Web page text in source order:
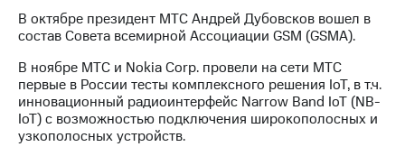
В октябре президент МТС Андрей Дубовсков вошел в
состав Совета всемирной Ассоциации GSM (GSMA).
В ноябре МТС и Nokia Corp. провели на сети МТС
первые в России тесты комплексного решения IoT, в т.ч.
инновационный радиоинтерфейс Narrow Band IoT (NB-
IoT) с возможностью подключения широкополосных и
узкополосных устройств.